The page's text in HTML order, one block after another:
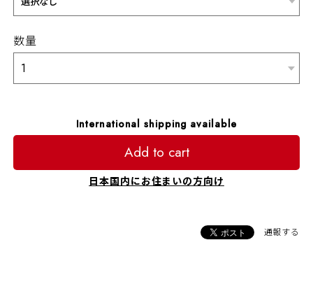
数量
International shipping available
Add to cart
日本国内にお住まいの方向け
通報する